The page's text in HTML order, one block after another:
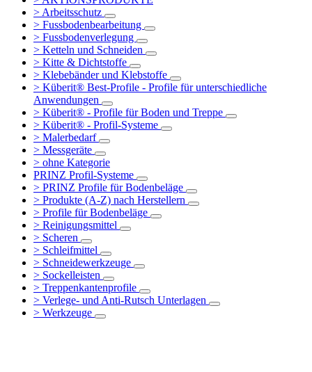
> Arbeitsschutz
> Fussbodenbearbeitung
> Fussbodenverlegung
> Ketteln und Schneiden
> Kitte & Dichtstoffe
> Klebebänder und Klebstoffe
> Küberit® Best-Profile - Profile für unterschiedliche
Anwendungen
> Küberit® - Profile für Boden und Treppe
> Küberit® - Profil-Systeme
> Malerbedarf
> Messgeräte
> ohne Kategorie
PRINZ Profil-Systeme
> PRINZ Profile für Bodenbeläge
> Produkte (A-Z) nach Herstellern
> Profile für Bodenbeläge
> Reinigungsmittel
> Scheren
> Schleifmittel
> Schneidewerkzeuge
> Sockelleisten
> Treppenkantenprofile
> Verlege- und Anti-Rutsch Unterlagen
> Werkzeuge